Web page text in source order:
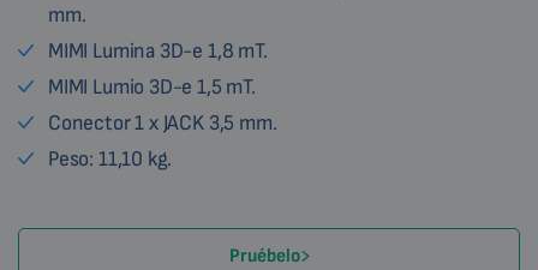
mm.
MIMI Lumina 3D-e 1,8 mT.
MIMI Lumio 3D-e 1,5 mT.
Conector 1 x JACK 3,5 mm.
Peso: 11,10 kg.
Pruébelo